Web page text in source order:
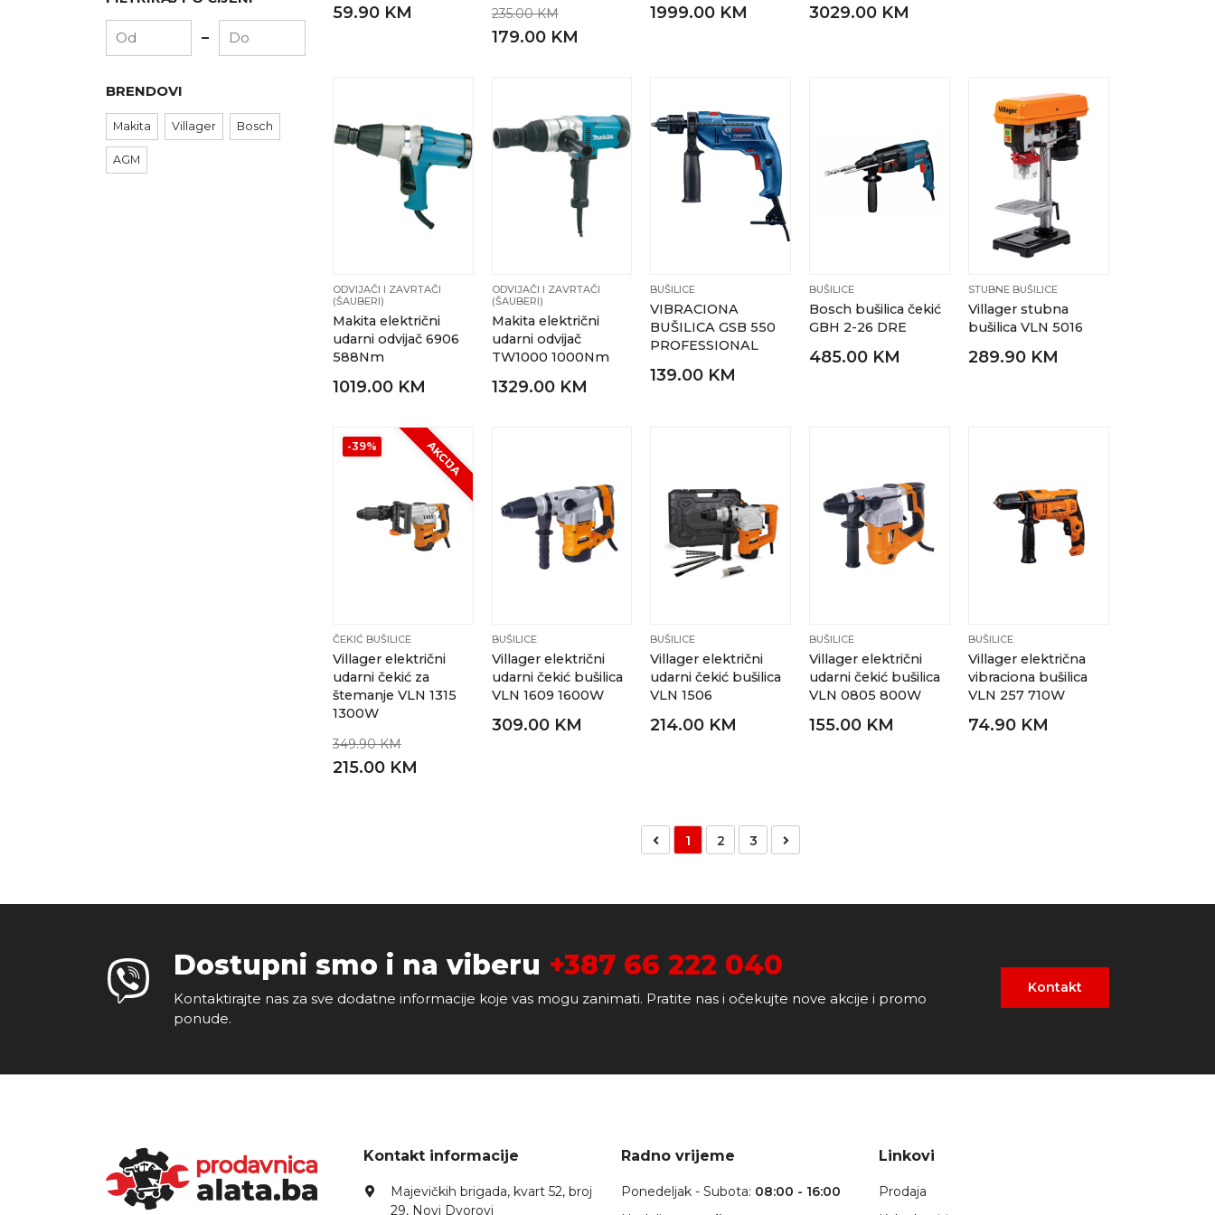
-
BRENDOVI
Makita Villager Bosch
AGM
59.90 KM 235.00 KM
179.00 KM
1999.00 KM 3029.00 KM
ODVIJAČI I ZAVRTAČI
(ŠAUBERI)
Makita električni
udarni odvijač 6906
588Nm
1019.00 KM
ODVIJAČI I ZAVRTAČI
(ŠAUBERI)
Makita električni
udarni odvijač
TW1000 1000Nm
1329.00 KM
BUŠILICE
VIBRACIONA
BUŠILICA GSB 550
PROFESSIONAL
139.00 KM
BUŠILICE
Bosch bušilica čekić
GBH 2-26 DRE
485.00 KM
STUBNE BUŠILICE
Villager stubna
bušilica VLN 5016
289.90 KM
-39% AKCIJA
ČEKIĆ BUŠILICE
Villager električni
udarni čekić za
štemanje VLN 1315
1300W
349.90 KM
215.00 KM
BUŠILICE
Villager električni
udarni čekić bušilica
VLN 1609 1600W
309.00 KM
BUŠILICE
Villager električni
udarni čekić bušilica
VLN 1506
214.00 KM
BUŠILICE
Villager električni
udarni čekić bušilica
VLN 0805 800W
155.00 KM
BUŠILICE
Villager električna
vibraciona bušilica
VLN 257 710W
74.90 KM
1 2 3
Dostupni smo i na viberu +387 66 222 040
Kontaktirajte nas za sve dodatne informacije koje vas mogu zanimati. Pratite nas i očekujte nove akcije i promo
ponude.
Kontakt
Kontakt informacije
Majevičkih brigada, kvart 52, broj
29, Novi Dvorovi
Radno vrijeme
Ponedeljak - Subota: 08:00 - 16:00
Linkovi
Prodaja